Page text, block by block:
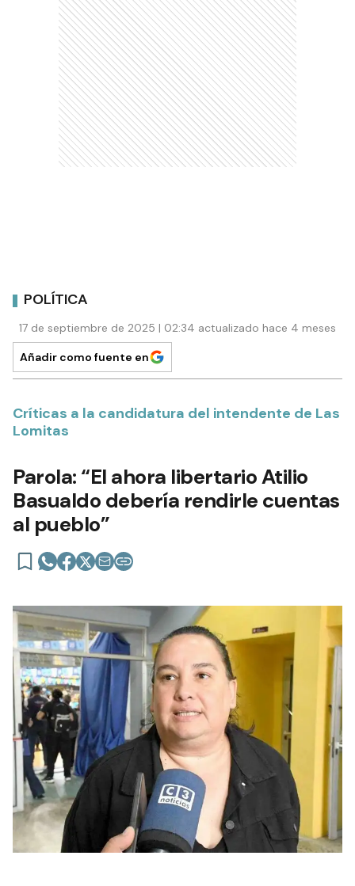
POLÍTICA
17 de septiembre de 2025 | 02:34 actualizado hace 4 meses
Añadir como fuente en
Críticas a la candidatura del intendente de Las
Lomitas
Parola: “El ahora libertario Atilio
Basualdo debería rendirle cuentas
al pueblo”